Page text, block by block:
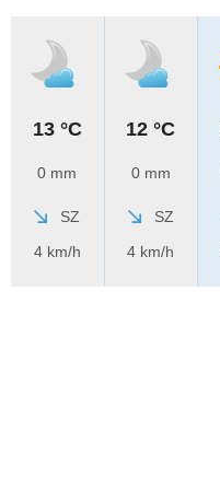
13 °C
0 mm
SZ
4 km/h
12 °C
0 mm
SZ
4 km/h